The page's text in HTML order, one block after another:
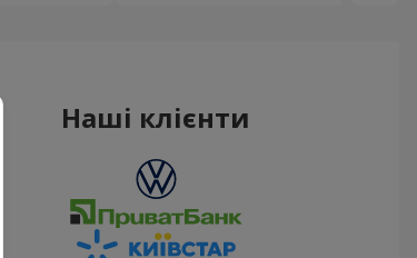
Наші клієнти